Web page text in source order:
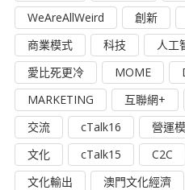
WeAreAllWeird
創新
商業模式
科技 人工
愛比死更冷
MOME
MARKETING
互聯網+
交流
cTalk16 營運
文化
cTalk15 C2C
文化輸出
澳門文化經濟